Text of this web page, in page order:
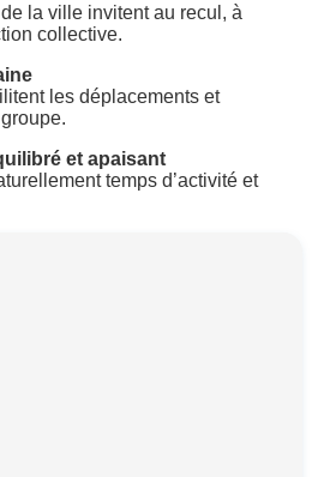
la ville invitent au recul, à
collective.
les déplacements et
et apaisant
temps d’activité et